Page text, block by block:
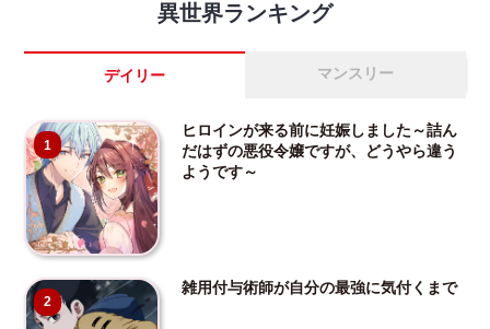
異世界ランキング
デイリー マンスリー
1
ヒロインが来る前に妊娠しました～詰ん
だはずの悪役令嬢ですが、どうやら違う
ようです～
2
雑用付与術師が自分の最強に気付くまで